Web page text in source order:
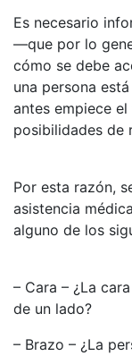
Es necesario
—que por lo
cómo se debe
una persona
antes empiece
posibilidades de
Por esta razón,
asistencia
alguno de los
– Cara – ¿La
de un lado?
– Brazo – ¿La